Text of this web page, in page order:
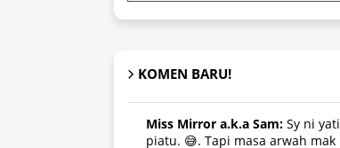
KOMEN BARU!
Miss Mirror a.k.a Sam: Sy ni
piatu. 😅. Tapi masa arwah mak